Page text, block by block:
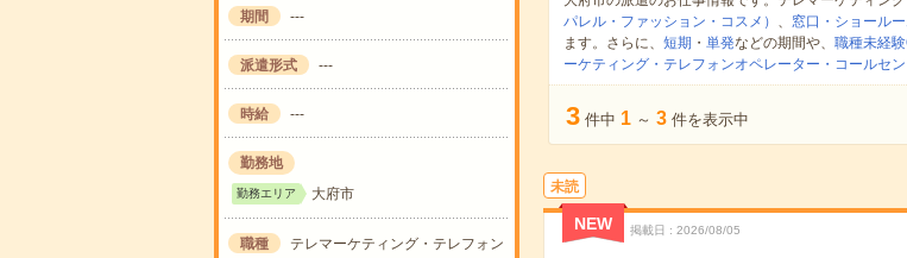
期間 ---
派遣形式 ---
時給 ---
勤務地
勤務エリア 大府市
職種
テレマーケティング・テレフォン
パレル・ファッション・コスメ） 、 窓口・ショール
ます。さらに、 短期 ・ 単発などの期間や、 職種未経
ーケティング・テレフォンオペレーター・コールセ
3 件中 1 ～ 3 件を表示中
未読
NEW 掲載日 2026/08/05